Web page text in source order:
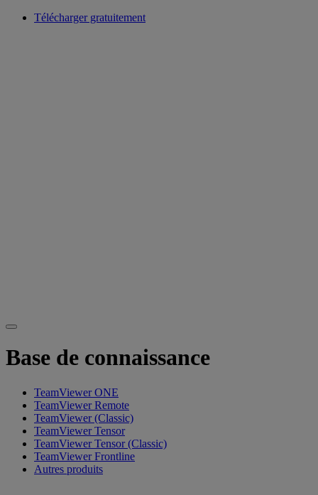
Télécharger gratuitement
Base de connaissance
TeamViewer ONE
TeamViewer Remote
TeamViewer (Classic)
TeamViewer Tensor
TeamViewer Tensor (Classic)
TeamViewer Frontline
Autres produits